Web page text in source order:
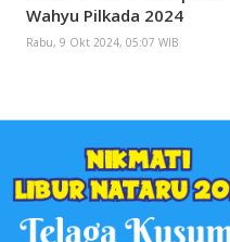
Wahyu Pilkada 2024
Rabu, 9 Okt 2024, 05:07 WIB